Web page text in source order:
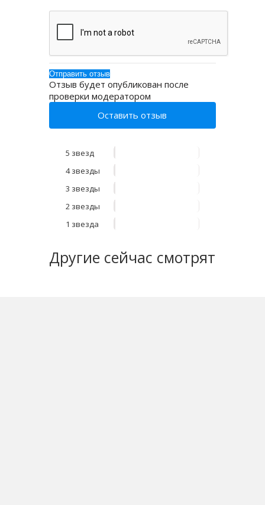
Отзыв будет опубликован после
проверки модератором
Оставить отзыв
5 звезд
4 звезды
3 звезды
2 звезды
1 звезда
Другие сейчас смотрят